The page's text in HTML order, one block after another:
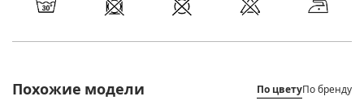
Похожие модели По цветуПо бренду